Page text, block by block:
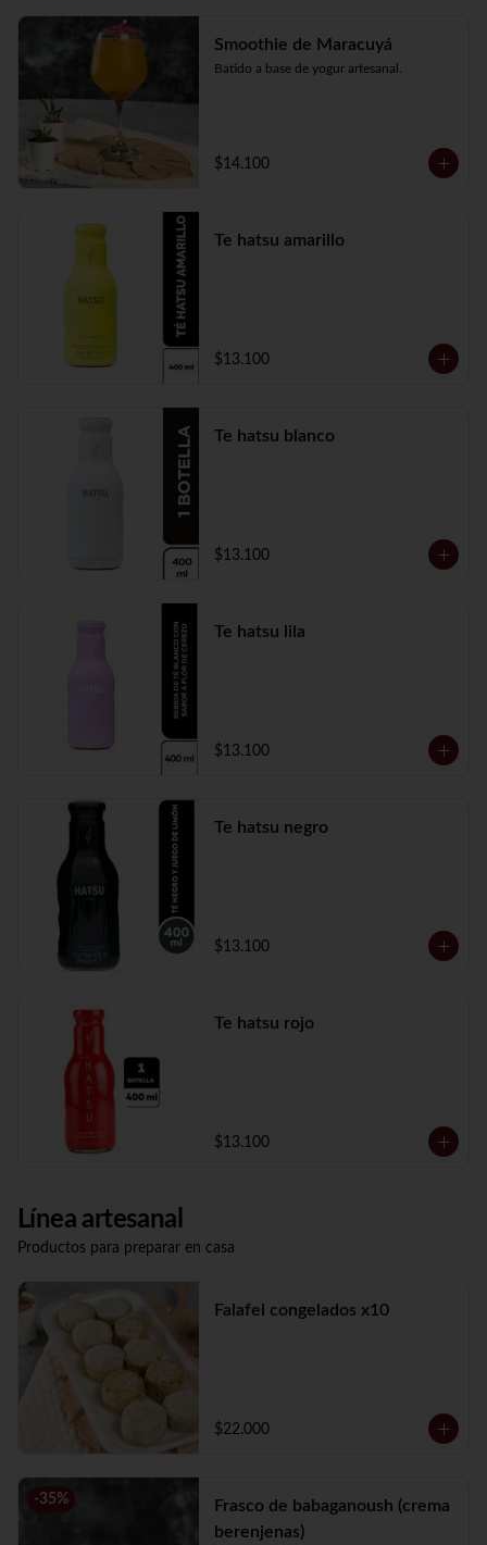
Smoothie de Maracuyá
Batido a base de yogur artesanal.
$14.100
Te hatsu amarillo
$13.100
Te hatsu blanco
$13.100
Te hatsu lila
$13.100
Te hatsu negro
$13.100
Te hatsu rojo
$13.100
Línea artesanal
Productos para preparar en casa
Falafel congelados x10
$22.000
-35%
Frasco de babaganoush (crema
berenjenas)